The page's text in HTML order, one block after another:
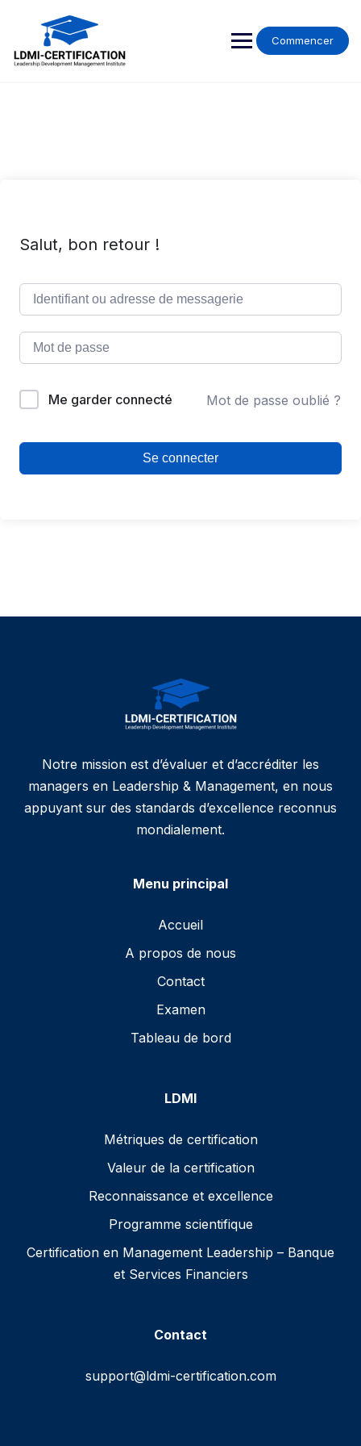
Commencer
Salut, bon retour !
Me garder connecté Mot de passe oublié ?
Se connecter
Notre mission est d’évaluer et d’accréditer les
managers en Leadership & Management, en nous
appuyant sur des standards d’excellence reconnus
mondialement.
Menu principal
Accueil
A propos de nous
Contact
Examen
Tableau de bord
LDMI
Métriques de certification
Valeur de la certification
Reconnaissance et excellence
Programme scientifique
Certification en Management Leadership – Banque
et Services Financiers
Contact
support@ldmi-certification.com